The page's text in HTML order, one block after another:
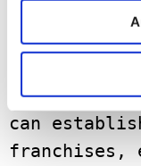
As
efficient,
services
can
franchises,